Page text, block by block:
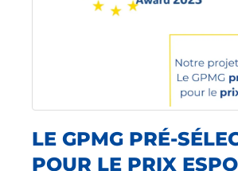
LE GPMG PRÉ-
POUR LE PRIX